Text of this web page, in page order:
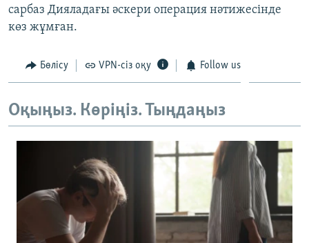
Басқа тілдерде
сарбаз Дияладағы әскери операция нәтижесінде
көз жұмған.
Бөлісу VPN-сіз оқу Follow us
Оқыңыз. Көріңіз. Тыңдаңыз